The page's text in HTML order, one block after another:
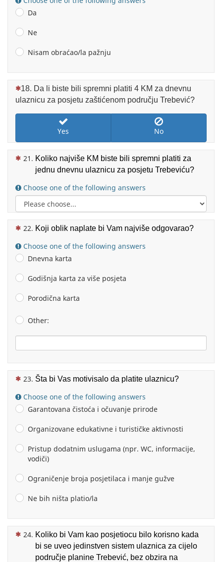
Da
Ne
Nisam obraćao/la pažnju
(This question is mandatory)
18. Da li biste bili spremni platiti 4 KM za dnevnu
ulaznicu za posjetu zaštićenom području Trebević?
Yes No
(This question is mandatory)
Koliko najviše KM biste bili spremni platiti za
jednu dnevnu ulaznicu za posjetu Trebeviću?
Choose one of the following answers
(This question is mandatory)
Koji oblik naplate bi Vam najviše odgovarao?
Choose one of the following answers
Dnevna karta
Godišnja karta za više posjeta
Porodična karta
Other:
(This question is mandatory)
Šta bi Vas motivisalo da platite ulaznicu?
Choose one of the following answers
Garantovana čistoća i očuvanje prirode
Organizovane edukativne i turističke aktivnosti
Pristup dodatnim uslugama (npr. WC, informacije,
vodiči)
Ograničenje broja posjetilaca i manje gužve
Ne bih ništa platio/la
(This question is mandatory)
Koliko bi Vam kao posjetiocu bilo korisno kada
bi se uveo jedinstven sistem ulaznica za cijelo
područje planine Trebević, bez obzira na